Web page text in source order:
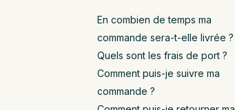
En combien de temps ma
commande sera-t-elle livrée ?
Quels sont les frais de port ?
Comment puis-je suivre ma
commande ?